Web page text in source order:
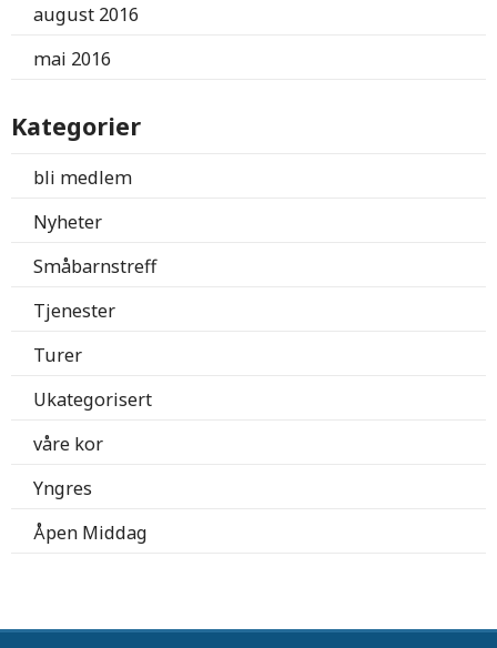
august 2016
mai 2016
Kategorier
bli medlem
Nyheter
Småbarnstreff
Tjenester
Turer
Ukategorisert
våre kor
Yngres
Åpen Middag